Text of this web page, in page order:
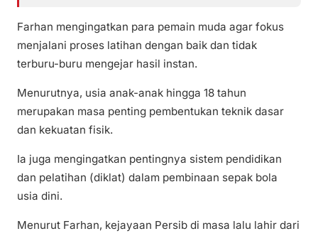
Farhan mengingatkan para pemain muda agar fokus
menjalani proses latihan dengan baik dan tidak
terburu-buru mengejar hasil instan.
Menurutnya, usia anak-anak hingga 18 tahun
merupakan masa penting pembentukan teknik dasar
dan kekuatan fisik.
Ia juga mengingatkan pentingnya sistem pendidikan
dan pelatihan (diklat) dalam pembinaan sepak bola
usia dini.
Menurut Farhan, kejayaan Persib di masa lalu lahir dari